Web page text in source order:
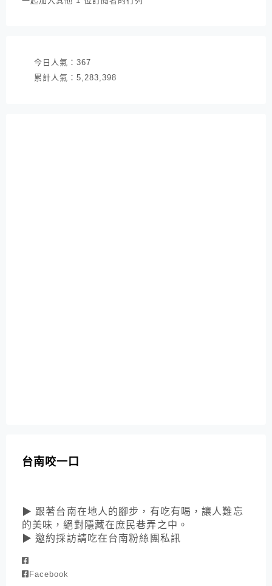
今日人氣： 367
累計人氣： 5,283,398
台南咬一口
▶ 跟著台南在地人的腳步，有吃有喝，讓人難忘
的美味，絕對隱藏在庶民巷弄之中。
▶ 邀約採訪請吃在台南粉絲團私訊
Facebook